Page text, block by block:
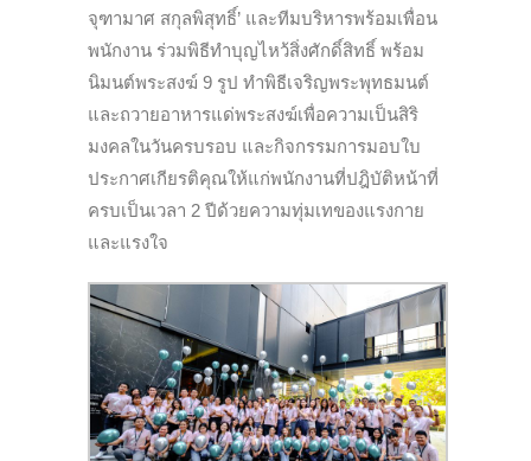
จุฑามาศ สกุลพิสุทธิ์’ และทีมบริหารพร้อมเพื่อน
พนักงาน ร่วมพิธีทำบุญไหว้สิ่งศักดิ์สิทธิ์ พร้อม
นิมนต์พระสงฆ์ 9 รูป ทำพิธีเจริญพระพุทธมนต์
และถวายอาหารแด่พระสงฆ์เพื่อความเป็นสิริ
มงคลในวันครบรอบ และกิจกรรมการมอบใบ
ประกาศเกียรติคุณให้แก่พนักงานที่ปฎิบัติหน้าที่
ครบเป็นเวลา 2 ปีด้วยความทุ่มเทของแรงกาย
และแรงใจ